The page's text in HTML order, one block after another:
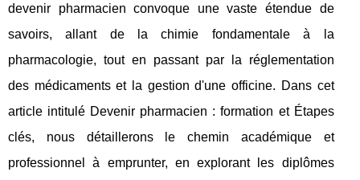
devenir pharmacien convoque une vaste étendue de
savoirs, allant de la chimie fondamentale à la
pharmacologie, tout en passant par la réglementation
des médicaments et la gestion d'une officine. Dans cet
article intitulé Devenir pharmacien : formation et Étapes
clés, nous détaillerons le chemin académique et
professionnel à emprunter, en explorant les diplômes